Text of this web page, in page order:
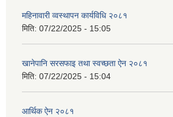
महिनावारी व्वस्थापन कार्यविधि २०८१
मिति: 07/22/2025 - 15:05
खानेपानि सरसफाइ तथा स्वच्छता ऐन २०८१
मिति: 07/22/2025 - 15:04
आर्थिक ऐन २०८१